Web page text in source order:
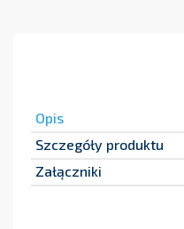
Opis
Szczegóły produktu
Załączniki